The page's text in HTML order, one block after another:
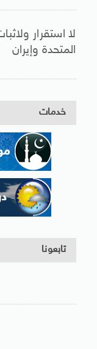
لا استقرار
المتحدة وإيران
خدمات
تابعونا